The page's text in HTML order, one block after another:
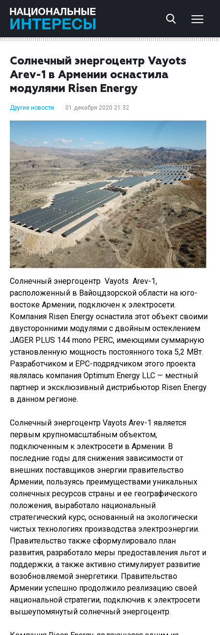
Солнечный энергоцентр Vayots
Arev-1 в Армении оснастила
модулями Risen Energy
Другие новости 01 декабря 2020 21:32
Солнечный энергоцентр Vayots Arev-1,
расположенный в Вайоцдзорской области на юго-
востоке Армении, подключен к электросети.
Компания Risen Energy оснастила этот объект своими
двусторонними модулями с двойным остеклением
JAGER PLUS 144 mono PERC, имеющими суммарную
установленную мощность постоянного тока 5,2 МВт.
Разработчиком и EPC-подрядчиком этого проекта
являлась компания Optimum Energy LLC — местный
партнер и эксклюзивный дистрибьютор Risen Energy
в данном регионе.
Солнечный энергоцентр Vayots Arev-1 является
первым крупномасштабным объектом,
подключенным к электросети в Армении. В
последние годы для снижения зависимости от
внешних поставщиков энергии правительство
Армении, пользуясь преимуществами уникальных
солнечных ресурсов страны и ее географического
положения, выработало национальный
стратегический курс, основанный на экологически
чистых технологиях производства электроэнергии.
Правительство также сформулировало план
развития, разработало меры предоставления льгот и
поддержки, а также активно стимулирует развитие
возобновляемой энергетики. Правительство
Армении успешно продолжило реализацию своей
национальной стратегии, подключив к электросети
вышеупомянутый солнечный энергоцентр.